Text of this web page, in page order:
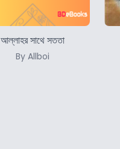
আল্লাহর সাথে সততা
By Allboi